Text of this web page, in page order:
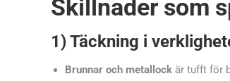
Skillnader som
1) Täckning i
Brunnar och metallock är tufft för